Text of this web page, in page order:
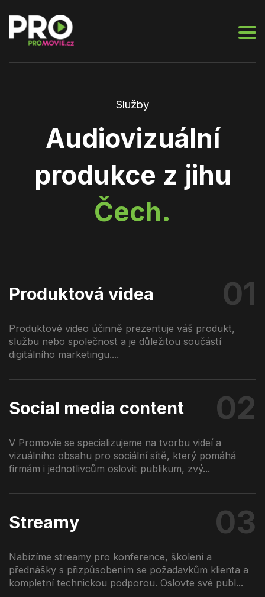
Služby
Audiovizuální
produkce z jihu
Čech.
Produktová videa 01
Produktové video účinně prezentuje váš produkt,
službu nebo společnost a je důležitou součástí
digitálního marketingu....
Social media content 02
V Promovie se specializujeme na tvorbu videí a
vizuálního obsahu pro sociální sítě, který pomáhá
firmám i jednotlivcům oslovit publikum, zvý...
Streamy 03
Nabízíme streamy pro konference, školení a
přednášky s přizpůsobením se požadavkům klienta a
kompletní technickou podporou. Oslovte své publ...